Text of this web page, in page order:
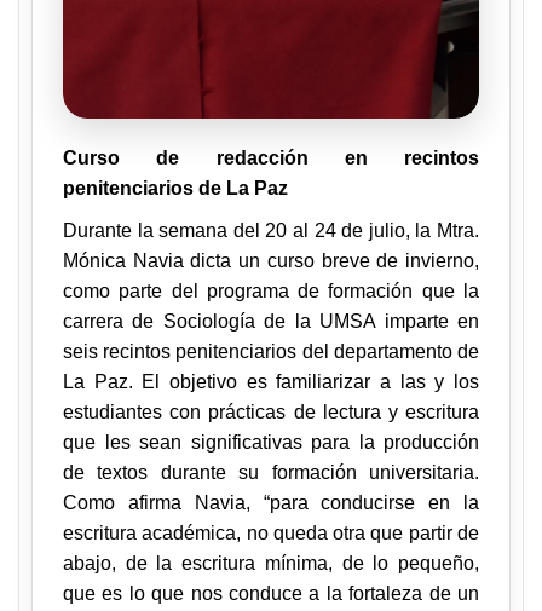
Curso de redacción en recintos
penitenciarios de La Paz
Durante la semana del 20 al 24 de julio, la Mtra.
Mónica Navia dicta un curso breve de invierno,
como parte del programa de formación que la
carrera de Sociología de la UMSA imparte en
seis recintos penitenciarios del departamento de
La Paz. El objetivo esfamiliarizar a las y los
estudiantes con prácticas de lectura y escritura
que les sean significativas para la producción
de textos durante su formación universitaria.
Como afirma Navia, “para conducirse en la
escritura académica, no queda otra que partir de
abajo, de la escritura mínima, de lo pequeño,
que es lo que nos conduce a la fortaleza de un